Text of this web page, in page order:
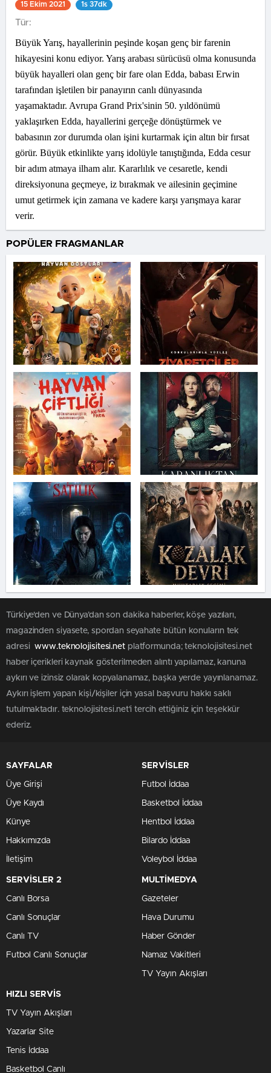
15 Ekim 2021 1s 37dk
Tür:
Büyük Yarış, hayallerinin peşinde koşan genç bir farenin
hikayesini konu ediyor. Yarış arabası sürücüsü olma konusunda
büyük hayalleri olan genç bir fare olan Edda, babası Erwin
tarafından işletilen bir panayırın canlı dünyasında
yaşamaktadır. Avrupa Grand Prix'sinin 50. yıldönümü
yaklaşırken Edda, hayallerini gerçeğe dönüştürmek ve
babasının zor durumda olan işini kurtarmak için altın bir fırsat
görür. Büyük etkinlikte yarış idolüyle tanıştığında, Edda cesur
bir adım atmaya ilham alır. Kararlılık ve cesaretle, kendi
direksiyonuna geçmeye, iz bırakmak ve ailesinin geçimine
umut getirmek için zamana ve kadere karşı yarışmaya karar
verir.
POPÜLER FRAGMANLAR
Türkiye'den ve Dünya’dan son dakika haberler, köşe yazıları,
magazinden siyasete, spordan seyahate bütün konuların tek
adresiwww.teknolojisitesi.netplatformunda; teknolojisitesi.net
haber içerikleri kaynak gösterilmeden alıntı yapılamaz, kanuna
aykırı ve izinsiz olarak kopyalanamaz, başka yerde yayınlanamaz.
Aykırı işlem yapan kişi/kişiler için yasal başvuru hakkı saklı
tutulmaktadır. teknolojisitesi.net'i tercih ettiğiniz için teşekkür
ederiz.
SAYFALAR
Üye Girişi
Üye Kaydı
Künye
Hakkımızda
İletişim
SERVİSLER
Futbol İddaa
Basketbol İddaa
Hentbol İddaa
Bilardo İddaa
Voleybol İddaa
SERVİSLER 2
Canlı Borsa
Canlı Sonuçlar
Canlı TV
Futbol Canlı Sonuçlar
MULTİMEDYA
Gazeteler
Hava Durumu
Haber Gönder
Namaz Vakitleri
TV Yayın Akışları
HIZLI SERVİS
TV Yayın Akışları
Yazarlar Site
Tenis İddaa
Basketbol Canlı